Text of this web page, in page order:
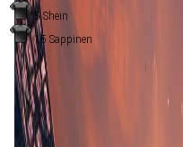
5Shein
15Sappinen